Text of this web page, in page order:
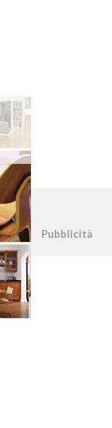
Pubblicità